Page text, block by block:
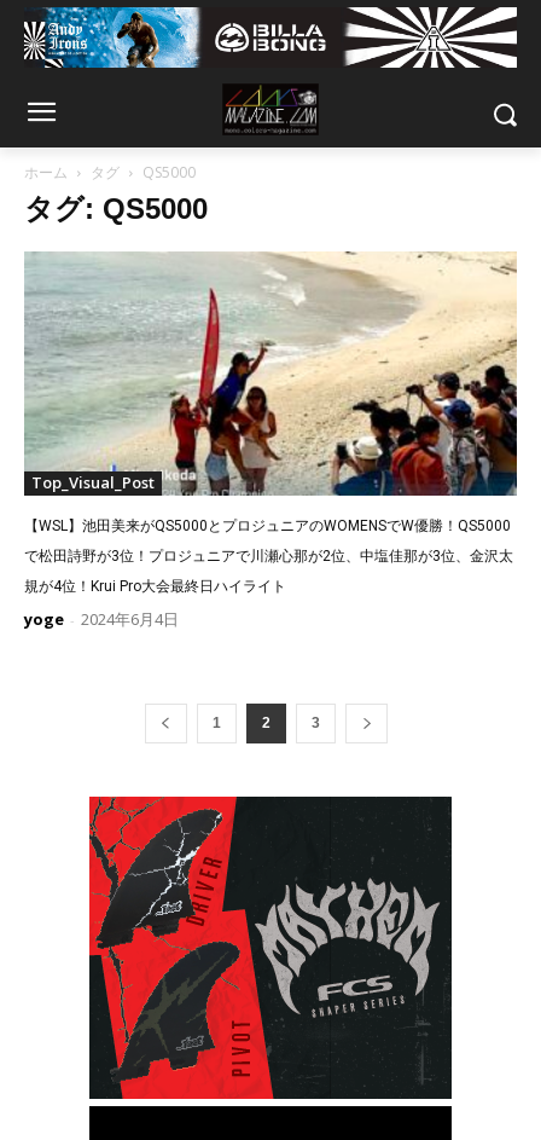
ホーム タグ QS5000
タグ: QS5000
Top_Visual_Post
【WSL】池田美来がQS5000とプロジュニアのWOMENSでW優勝！QS5000
で松田詩野が3位！プロジュニアで川瀬心那が2位、中塩佳那が3位、金沢太
規が4位！Krui Pro大会最終日ハイライト
yoge - 2024年6月4日
1 2 3